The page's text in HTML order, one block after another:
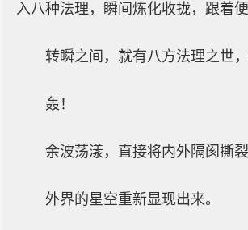
入八种法理，瞬间炼化收拢，跟着便
转瞬之间，就有八方法理之世，
轰！
余波荡漾，直接将内外隔阂撕裂
外界的星空重新显现出来。